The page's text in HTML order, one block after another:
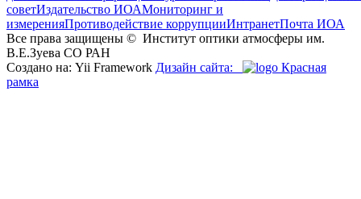
советИздательство ИОАМониторинг и
измеренияПротиводействие коррупцииИнтранетПочта ИОА
Все права защищены © Институт оптики атмосферы им.
В.Е.Зуева СО РАН
Создано на: Yii Framework Дизайн сайта:
Красная
рамка